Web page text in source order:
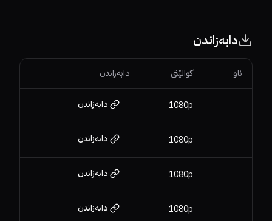
دابەزاندن
ناو کوالێتی دابەزاندن
1080p دابەزاندن
1080p دابەزاندن
1080p دابەزاندن
1080p دابەزاندن